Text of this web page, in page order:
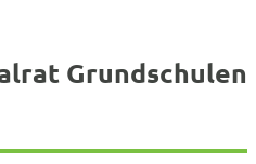
Grundschulen